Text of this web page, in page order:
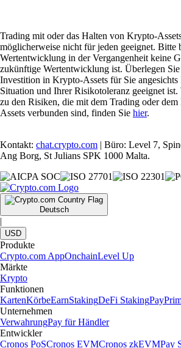
Trading mit oder das Halten von Krypto-
möglicherweise nicht für jeden geeignet. Bitte
Wertentwicklung in der Vergangenheit keine
zukünftige Wertentwicklung ist. Überlegen
Investition in Krypto-Assets für Sie
Situation und Ihrer Risikotoleranz geeignet
zu den Risiken, die mit dem Trading oder
Assets verbunden sind, finden Sie hier.
Kontakt: chat.crypto.com | Büro: Level 7,
Ang Borg, St Julians SPK 1000 Malta.
Deutsch
|
USD
Produkte
Crypto.com AppOnchainLevel Up
Märkte
Krypto
Funktionen
KartenKörbeEarnStakingDeFi StakingPay
Unternehmen
VerwahrungPay für Händler
Entwickler
Cronos PoSCronos EVMCronos zkEVMPay